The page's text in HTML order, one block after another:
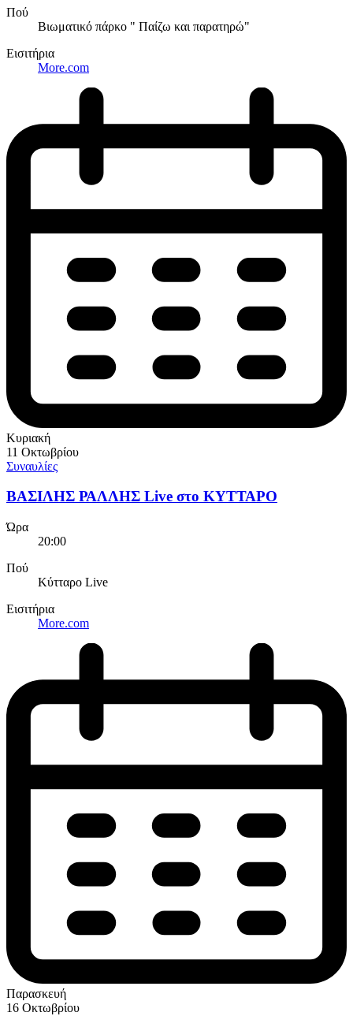
Πού
Βιωματικό πάρκο " Παίζω και παρατηρώ"
Εισιτήρια
More.com
Κυριακή
11 Οκτωβρίου
Συναυλίες
ΒΑΣΙΛΗΣ ΡΑΛΛΗΣ Live στο ΚΥΤΤΑΡΟ
Ώρα
20:00
Πού
Κύτταρο Live
Εισιτήρια
More.com
Παρασκευή
16 Οκτωβρίου